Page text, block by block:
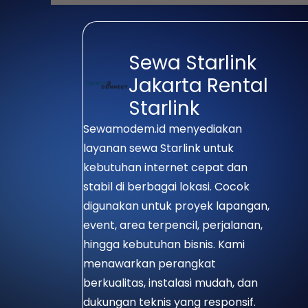
serta wilayah yang belum
Sewa Starlink
Jakarta Rental
Starlink
Sewamodem.id menyediakan
layanan sewa Starlink untuk
kebutuhan internet cepat dan
stabil di berbagai lokasi. Cocok
digunakan untuk proyek lapangan,
event, area terpencil, perjalanan,
hingga kebutuhan bisnis. Kami
menawarkan perangkat
berkualitas, instalasi mudah, dan
dukungan teknis yang responsif.